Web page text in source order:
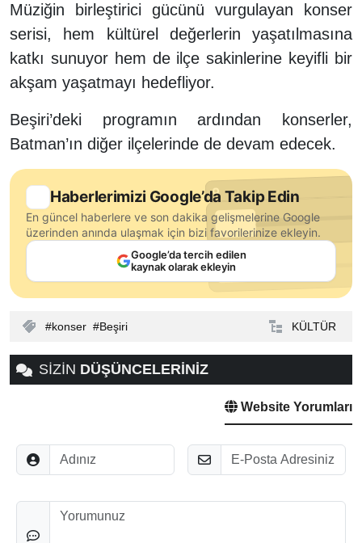
Müziğin birleştirici gücünü vurgulayan konser
serisi, hem kültürel değerlerin yaşatılmasına
katkı sunuyor hem de ilçe sakinlerine keyifli bir
akşam yaşatmayı hedefliyor.
Beşiri’deki programın ardından konserler,
Batman’ın diğer ilçelerinde de devam edecek.
Haberlerimizi Google’da Takip Edin
En güncel haberlere ve son dakika gelişmelerine Google
üzerinden anında ulaşmak için bizi favorilerinize ekleyin.
Google’da tercih edilen
kaynak olarak ekleyin
konser Beşiri KÜLTÜR
SİZİN DÜŞÜNCELERİNİZ
Website Yorumları
Adınız E-Posta
Düşünceleriniz